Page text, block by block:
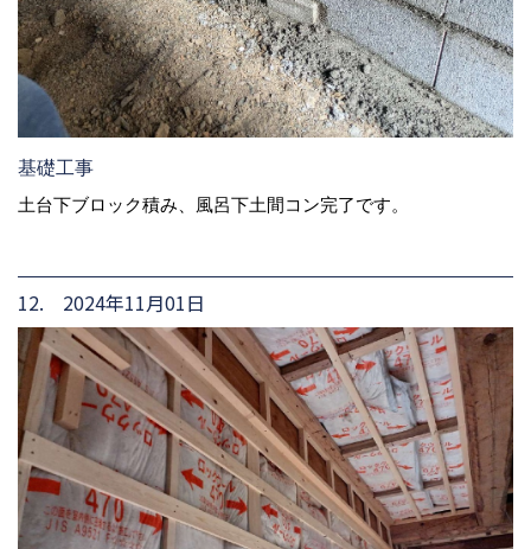
基礎工事
土台下ブロック積み、風呂下土間コン完了です。
12. 2024年11月01日